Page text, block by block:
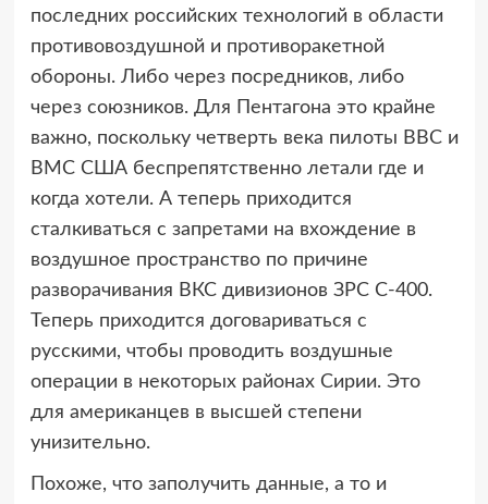
последних российских технологий в области
противовоздушной и противоракетной
обороны. Либо через посредников, либо
через союзников. Для Пентагона это крайне
важно, поскольку четверть века пилоты ВВС и
ВМС США беспрепятственно летали где и
когда хотели. А теперь приходится
сталкиваться с запретами на вхождение в
воздушное пространство по причине
разворачивания ВКС дивизионов ЗРС С-400.
Теперь приходится договариваться с
русскими, чтобы проводить воздушные
операции в некоторых районах Сирии. Это
для американцев в высшей степени
унизительно.
Похоже, что заполучить данные, а то и